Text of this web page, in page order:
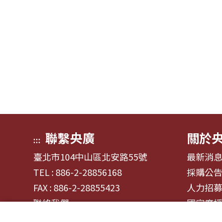
::: 聯繫央廣
臺北市104中山區北安路55號
TEL : 886-2-28856168
FAX : 886-2-28855423
聯絡我們
關於
最新消
採購公
人力招
國家廣